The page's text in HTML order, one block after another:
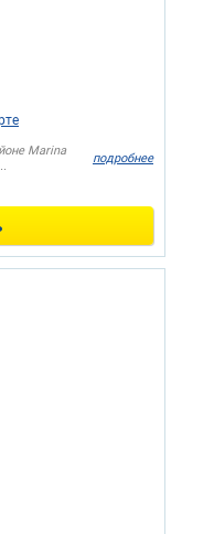
Marina
подробнее